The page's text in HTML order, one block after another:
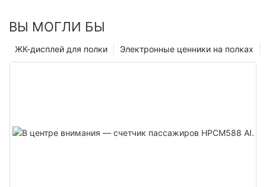
Счастливые покупки!
ВЫ МОГЛИ БЫ
Электронные ценники на полках
ЖК-дисплей для полки